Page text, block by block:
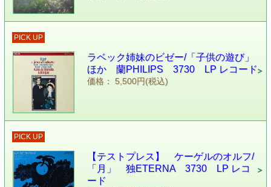
PICK UP
ラベック姉妹のビゼー/「子供の遊び」
ほか 蘭PHILIPS 3730 LP レコード
価格： 5,500円(税込)
PICK UP
【テストプレス】 ケーゲルのオルフ/
「月」 独ETERNA 3730 LP レコ
ード